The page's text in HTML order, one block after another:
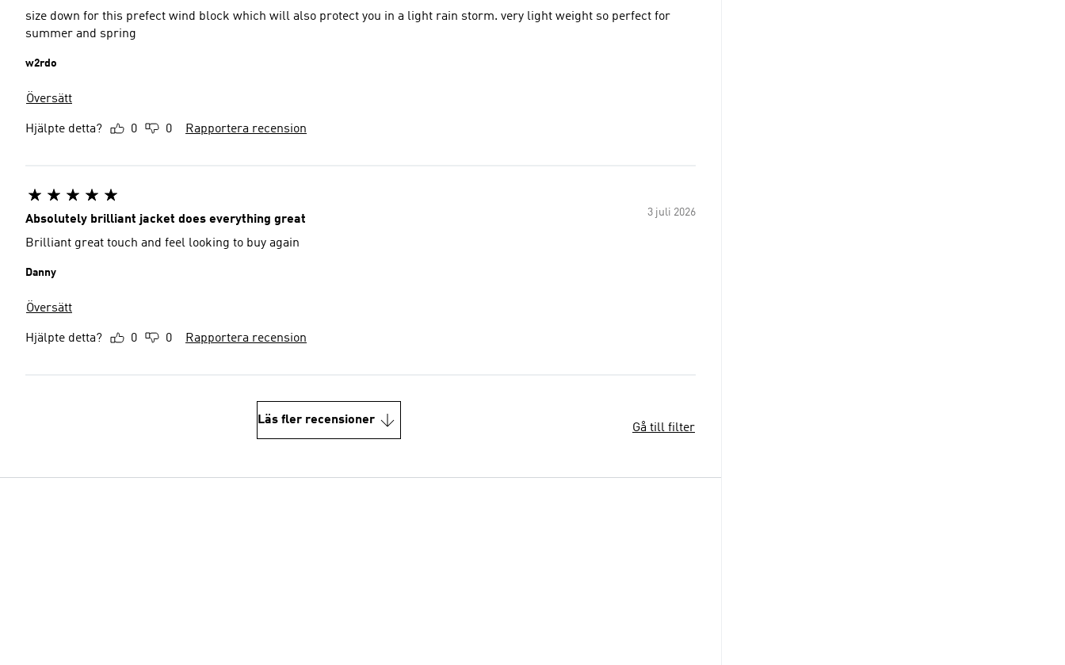
size down for this prefect wind block which will also protect you in a light rain storm. very light weight so perfect for
summer and spring
w2rdo
Översätt
Hjälpte detta? 0 0 Rapportera recension
3 juli 2026
Absolutely brilliant jacket does everything great
Brilliant great touch and feel looking to buy again
Danny
Översätt
Hjälpte detta? 0 0 Rapportera recension
Läs fler recensioner
Gå till filter